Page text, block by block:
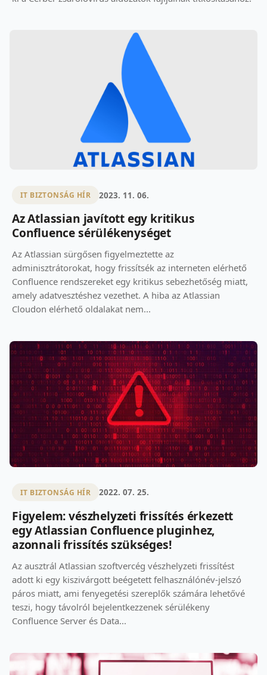
IT BIZTONSÁG HÍR 2023. 11. 06.
Az Atlassian javított egy kritikus
Confluence sérülékenységet
Az Atlassian sürgősen figyelmeztette az
adminisztrátorokat, hogy frissítsék az interneten elérhető
Confluence rendszereket egy kritikus sebezhetőség miatt,
amely adatvesztéshez vezethet. A hiba az Atlassian
Cloudon elérhető oldalakat nem...
IT BIZTONSÁG HÍR 2022. 07. 25.
Figyelem: vészhelyzeti frissítés érkezett
egy Atlassian Confluence pluginhez,
azonnali frissítés szükséges!
Az ausztrál Atlassian szoftvercég vészhelyzeti frissítést
adott ki egy kiszivárgott beégetett felhasználónév-jelszó
páros miatt, ami fenyegetési szereplők számára lehetővé
teszi, hogy távolról bejelentkezzenek sérülékeny
Confluence Server és Data...